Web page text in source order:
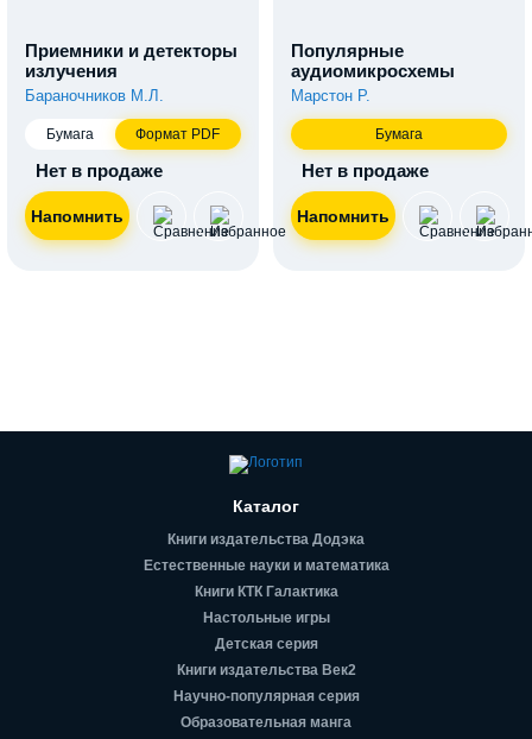
Приемники и детекторы
излучения
Бараночников М.Л.
Бумага Формат PDF
Нет в продаже
Популярные
аудиомикросхемы
Марстон Р.
Бумага
Нет в продаже
Каталог
Книги издательства Додэка
Естественные науки и математика
Книги КТК Галактика
Настольные игры
Детская серия
Книги издательства Век2
Научно-популярная серия
Образовательная манга